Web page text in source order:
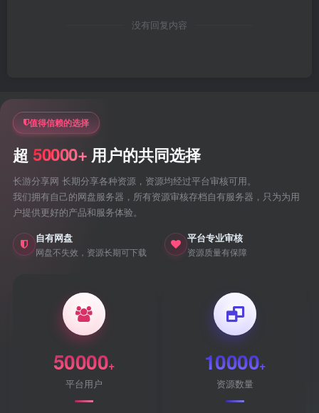
没有回复内容
值得信赖的选择
超 50000+ 用户的共同选择
长游分享网 长期分享各种资源，资源均经过平台审核可用。
我们拥有自己的网盘服务器，所有资源审核存档自有服务器，只为为用
户提供更好的产品和服务体验。
自有网盘
网盘不失效，资源长期可下载
平台专业审核
资源质量有保障
50000+
平台用户
10000+
资源数量